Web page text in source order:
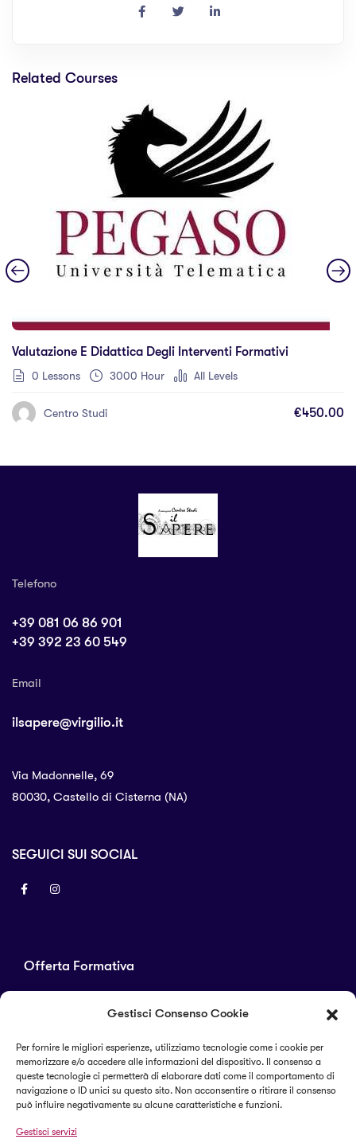
Gestisci Consenso Cookie
Per fornire le migliori esperienze, utilizziamo tecnologie come i cookie per
memorizzare e/o accedere alle informazioni del dispositivo. Il consenso a
queste tecnologie ci permetterà di elaborare dati come il comportamento di
navigazione o ID unici su questo sito. Non acconsentire o ritirare il consenso
può influire negativamente su alcune caratteristiche e funzioni.
Gestisci servizi
Related Courses
Valutazione E Didattica Degli Interventi Formativi
0 Lessons 3000 Hour All Levels
Centro Studi €450.00
Offerta Formativa
Corsi di perfezionamento
Alta formazione
Telefono
+39 081 06 86 901
+39 392 23 60 549
Email
ilsapere@virgilio.it
Via Madonnelle, 69
80030, Castello di Cisterna (NA)
SEGUICI SUI SOCIAL